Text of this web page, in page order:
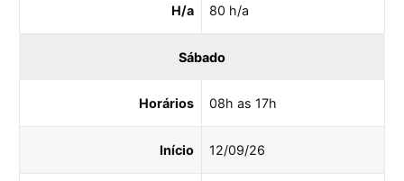
H/a 80 h/a
Sábado
Horários 08h as 17h
Início 12/09/26